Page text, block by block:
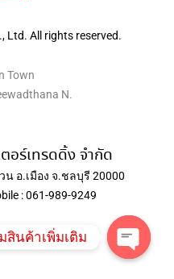
Ltd. All rights reserved.
Town
N.
อร์เทรดดิ้ง จำกัด
อ.เมือง จ.ชลบุรี 20000
: 061-989-9249
สินค้าเพิ่มเติม
Open